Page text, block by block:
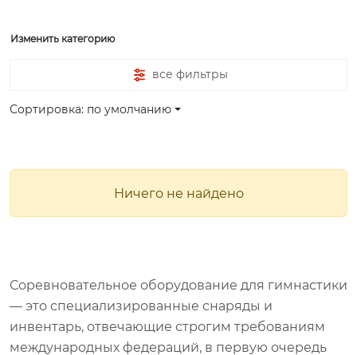
Изменить категорию
все фильтры
Сортировка: по умолчанию
Ничего не найдено
Соревновательное оборудование для гимнастики
— это специализированные снаряды и
инвентарь, отвечающие строгим требованиям
международных федераций, в первую очередь